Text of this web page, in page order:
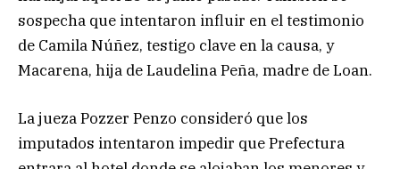
sospecha que intentaron influir en el testimonio
de Camila Núñez, testigo clave en la causa, y
Macarena, hija de Laudelina Peña, madre de Loan.
La jueza Pozzer Penzo consideró que los
imputados intentaron impedir que Prefectura